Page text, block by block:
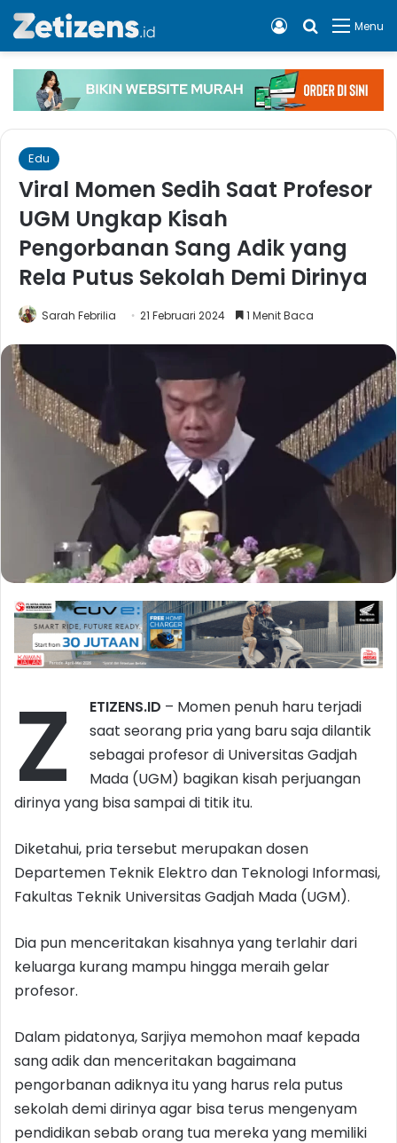
Menu
Cari apa,
Log In
Edu
Viral Momen Sedih Saat Profesor
UGM Ungkap Kisah
Pengorbanan Sang Adik yang
Rela Putus Sekolah Demi Dirinya
Sarah Febrilia 21 Februari 2024 1 Menit Baca
Z ETIZENS.ID – Momen penuh haru terjadi
saat seorang pria yang baru saja dilantik
sebagai profesor di Universitas Gadjah
Mada (UGM) bagikan kisah perjuangan
dirinya yang bisa sampai di titik itu.
Diketahui, pria tersebut merupakan dosen
Departemen Teknik Elektro dan Teknologi Informasi,
Fakultas Teknik Universitas Gadjah Mada (UGM).
Dia pun menceritakan kisahnya yang terlahir dari
keluarga kurang mampu hingga meraih gelar
profesor.
Dalam pidatonya, Sarjiya memohon maaf kepada
sang adik dan menceritakan bagaimana
pengorbanan adiknya itu yang harus rela putus
sekolah demi dirinya agar bisa terus mengenyam
pendidikan sebab orang tua mereka yang memiliki